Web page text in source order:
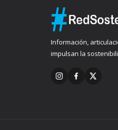
Información,
impulsan la